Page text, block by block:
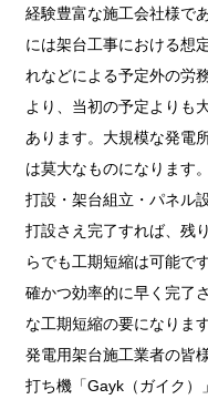
経験豊富な施工会社様で
には架台工事における想
れなどによる予定外の労
より、当初の予定よりも
あります。大規模な発電
は莫大なものになります
打設・架台組立・パネル
打設さえ完了すれば、残
らでも工期短縮は可能で
確かつ効率的に早く完了
な工期短縮の要になりま
発電用架台施工業者の皆
打ち機「Gayk（ガイク）